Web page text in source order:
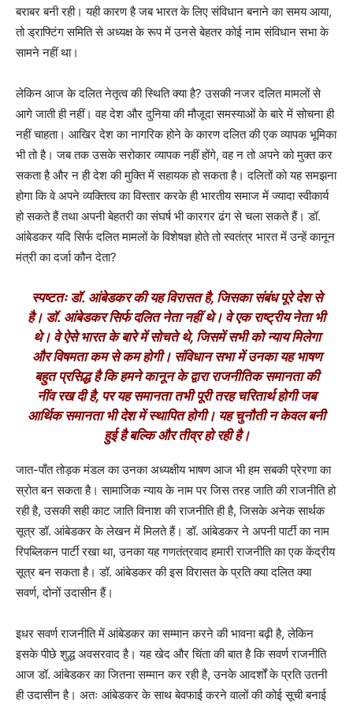
बराबर बनी रही। यही कारण है जब भारत के लिए संविधान बनाने का समय आया,
तो ड्राफ्टिंग समिति से अध्यक्ष के रूप में उनसे बेहतर कोई नाम संविधान सभा के
सामने नहीं था।
लेकिन आज के दलित नेतृत्व की स्थिति क्या है? उसकी नजर दलित मामलों से
आगे जाती ही नहीं। वह देश और दुनिया की मौजूदा समस्याओं के बारे में सोचना ही
नहीं चाहता। आखिर देश का नागरिक होने के कारण दलित की एक व्यापक भूमिका
भी तो है। जब तक उसके सरोकार व्यापक नहीं होंगे, वह न तो अपने को मुक्त कर
सकता है और न ही देश की मुक्ति में सहायक हो सकता है। दलितों को यह समझना
होगा कि वे अपने व्यक्तित्व का विस्तार करके ही भारतीय समाज में ज्यादा स्वीकार्य
हो सकते हैं तथा अपनी बेहतरी का संघर्ष भी कारगर ढंग से चला सकते हैं। डॉ.
आंबेडकर यदि सिर्फ दलित मामलों के विशेषज्ञ होते तो स्वतंत्र भारत में उन्हें कानून
मंत्री का दर्जा कौन देता?
स्पष्टतः डॉ. आंबेडकर की यह विरासत है, जिसका संबंध पूरे देश से
है। डॉ. आंबेडकर सिर्फ दलित नेता नहीं थे। वे एक राष्ट्रीय नेता भी
थे। वे ऐसे भारत के बारे में सोचते थे, जिसमें सभी को न्याय मिलेगा
और विषमता कम से कम होगी। संविधान सभा में उनका यह भाषण
बहुत प्रसिद्ध है कि हमने कानून के द्वारा राजनीतिक समानता की
नींव रख दी है, पर यह समानता तभी पूरी तरह चरितार्थ होगी जब
आर्थिक समानता भी देश में स्थापित होगी। यह चुनौती न केवल बनी
हुई है बल्कि और तीव्र हो रही है।
जात-पाँत तोड़क मंडल का उनका अध्यक्षीय भाषण आज भी हम सबकी प्रेरणा का
स्रोत बन सकता है। सामाजिक न्याय के नाम पर जिस तरह जाति की राजनीति हो
रही है, उसकी सही काट जाति विनाश की राजनीति ही है, जिसके अनेक सार्थक
सूत्र डॉ. आंबेडकर के लेखन में मिलते हैं। डॉ. आंबेडकर ने अपनी पार्टी का नाम
रिपब्लिकन पार्टी रखा था, उनका यह गणतंत्रवाद हमारी राजनीति का एक केंद्रीय
सूत्र बन सकता है। डॉ. आंबेडकर की इस विरासत के प्रति क्या दलित क्या
सवर्ण, दोनों उदासीन हैं।
इधर सवर्ण राजनीति में आंबेडकर का सम्मान करने की भावना बढ़ी है, लेकिन
इसके पीछे शुद्ध अवसरवाद है। यह खेद और चिंता की बात है कि सवर्ण राजनीति
आज डॉ. आंबेडकर का जितना सम्मान कर रही है, उनके आदर्शों के प्रति उतनी
ही उदासीन है। अतः आंबेडकर के साथ बेवफाई करने वालों की कोई सूची बनाई